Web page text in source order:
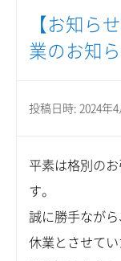
【お知ら
業のお知
投稿日時: 2024年4
平素は格別の
す。
誠に勝手なが
休業とさせてい